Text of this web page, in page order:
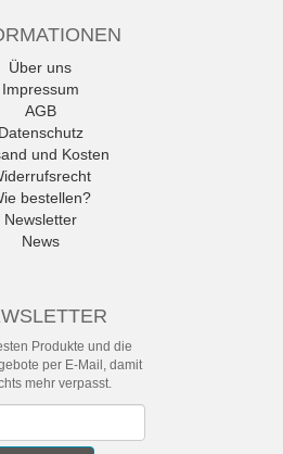
Über uns
Impressum
AGB
Datenschutz
und Kosten
bestellen?
Newsletter
News
Produkte und die
per E-Mail, damit
mehr verpasst.